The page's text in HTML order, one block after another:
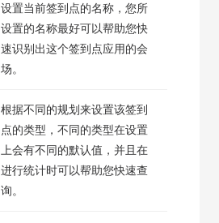
设置当前签到点的名称，您所
设置的名称最好可以帮助您快
速识别出这个签到点应用的会
场。
根据不同的规划来设置该签到
点的类型，不同的类型在设置
上会有不同的默认值，并且在
进行统计时可以帮助您快速查
询。